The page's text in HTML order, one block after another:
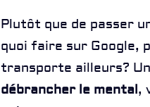
Plutôt que de passer
quoi faire sur Google,
transporte ailleurs?
débrancher le mental ,